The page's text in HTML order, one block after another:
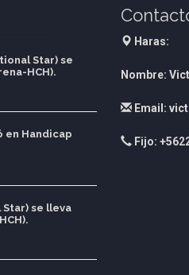
Star) se
HCH).
en Handicap
se lleva
Haras:
Nombre:
Email:
Fijo: